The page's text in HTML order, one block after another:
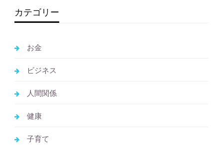
カテゴリー
お金
ビジネス
人間関係
健康
子育て